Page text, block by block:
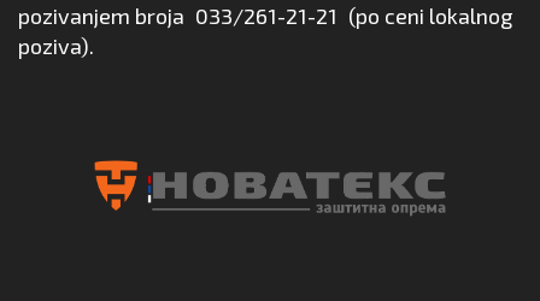
pozivanjem broja 033/261-21-21 (po ceni lokalnog
poziva).